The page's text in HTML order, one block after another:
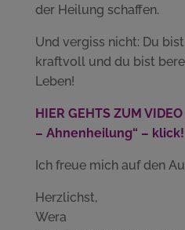
der Heilung schaffen.
Und vergiss nicht: Du
kraftvoll und du bist
Leben!
HIER GEHTS ZUM
– Ahnenheilung“ – klick!
Ich freue mich auf den
Herzlichst,
Wera